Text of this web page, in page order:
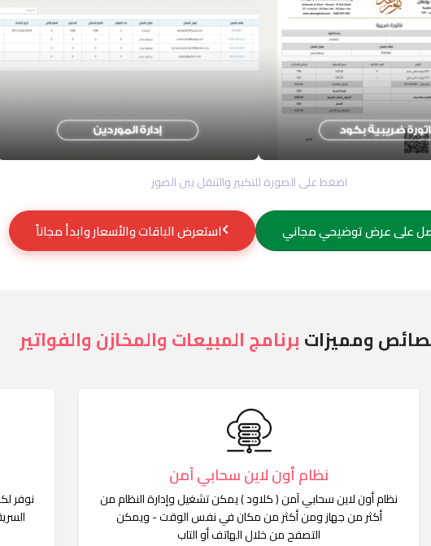
اضغط على الصورة للتكبير والتنقل بين الصور
على عرض توضيحي مجاني استعرض الباقات والأسعار وابدأ مجاناً
ومميزاتبرنامج المبيعات والمخازن والفواتير
نظام أون لاين سحابي آمن
نظام أون لاين سحابي آمن ( كلاود ) يمكن تشغيل وإدارة النظام من
أكثر من جهاز ومن أكثر من مكان في نفس الوقت - ويمكن
التصفح من خلال الهاتف أو التاب
نوفر